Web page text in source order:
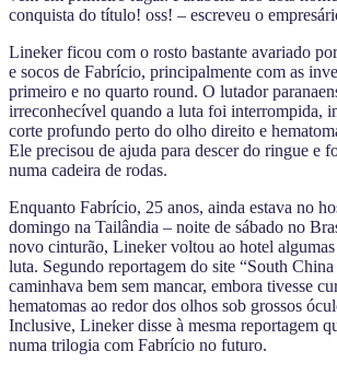
conquista do título! oss! – escreveu o
Lineker ficou com o rosto bastante avariado
e socos de Fabrício, principalmente com as
primeiro e no quarto round. O lutador
irreconhecível quando a luta foi interrompida,
corte profundo perto do olho direito e
Ele precisou de ajuda para descer do ringue e
numa cadeira de rodas.
Enquanto Fabrício, 25 anos, ainda estava no
domingo na Tailândia – noite de sábado no
novo cinturão, Lineker voltou ao hotel
luta. Segundo reportagem do site “South
caminhava bem sem mancar, embora tivesse
hematomas ao redor dos olhos sob grossos
Inclusive, Lineker disse à mesma reportagem
numa trilogia com Fabrício no futuro.